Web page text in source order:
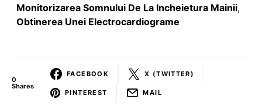
Monitorizarea Somnului De La Incheietura Mainii,
Obtinerea Unei Electrocardiograme
0
Shares
FACEBOOK X (TWITTER)
PINTEREST MAIL